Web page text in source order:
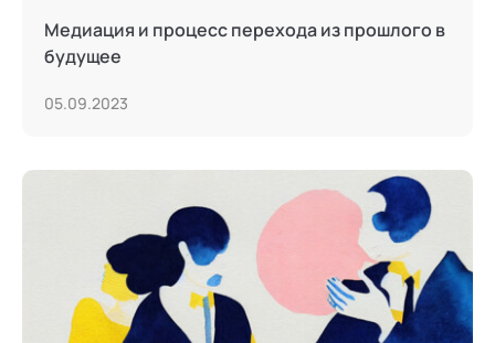
Медиация и процесс перехода из прошлого в
будущее
05.09.2023